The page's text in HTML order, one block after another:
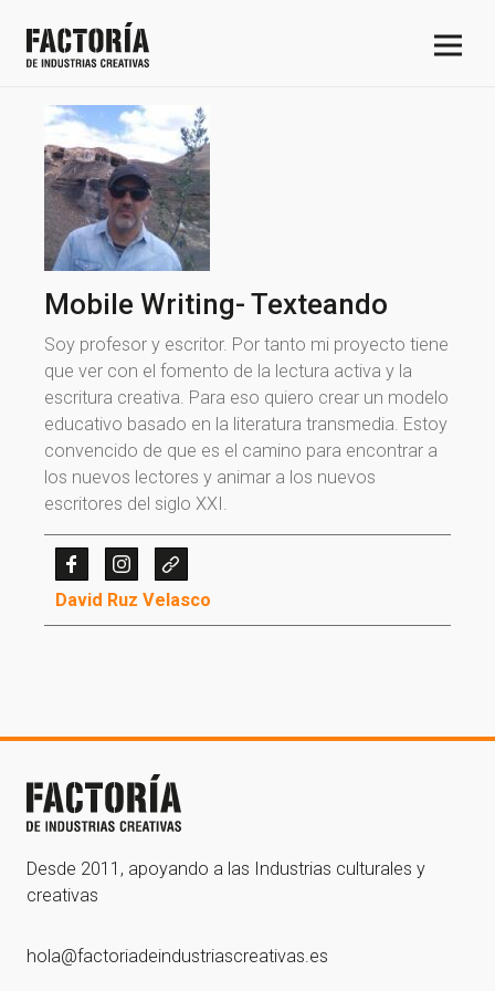
¡Gracias por suscribirte a
Mobile Writing- Texteando
Soy profesor y escritor. Por tanto mi proyecto tiene
que ver con el fomento de la lectura activa y la
escritura creativa. Para eso quiero crear un modelo
educativo basado en la literatura transmedia. Estoy
convencido de que es el camino para encontrar a
los nuevos lectores y animar a los nuevos
escritores del siglo XXI.
David Ruz Velasco
Desde 2011, apoyando a las Industrias culturales y
creativas
hola@factoriadeindustriascreativas.es